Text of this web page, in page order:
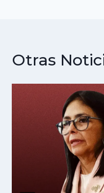
Otras